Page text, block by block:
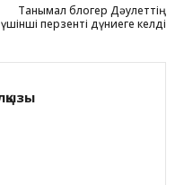
Танымал блогер Дәулеттің
үшінші перзенті дүниеге келді